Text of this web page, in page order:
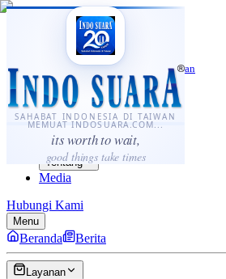
SAHABAT INDONESIA DI TAIWAN
MEMUAT INDOSUARA.COM...
its worth to wait,
good things take times
·...
⌘K
Sahabat Indonesia di Taiwan
Berita
Layanan
Komunitas
Panduan
Tentang
Media
Hubungi Kami
Menu
Beranda Berita
Layanan